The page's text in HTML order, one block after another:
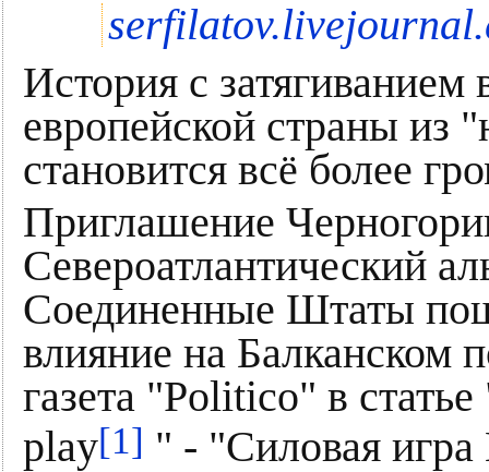
История с
европейской страны из
становится всё более
Приглашение
Североатлантический
Соединенные Штаты
влияние на Балканском
газета "Politico" в
play[1] " - "Силовая